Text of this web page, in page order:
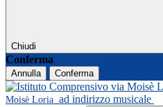
Chiudi
Conferma
Annulla
Conferma
Moisè Loria ad indirizzo musicale